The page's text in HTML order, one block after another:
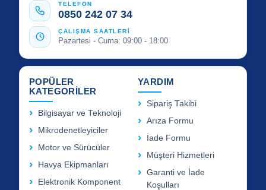
TELEFON
0850 242 07 34
ÇALIŞMA SAATLERİ
Pazartesi - Cuma: 09:00 - 18:00
POPÜLER
KATEGORİLER
Bilgisayar ve Teknoloji
Mikrodenetleyiciler
Motor ve Sürücüler
Havya Ekipmanları
Elektronik Komponent
YARDIM
Sipariş Takibi
Arıza Formu
İade Formu
Müşteri Hizmetleri
Garanti ve İade
Koşulları